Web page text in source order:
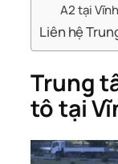
A2 tại
Liên hệ
Trung
tô tại